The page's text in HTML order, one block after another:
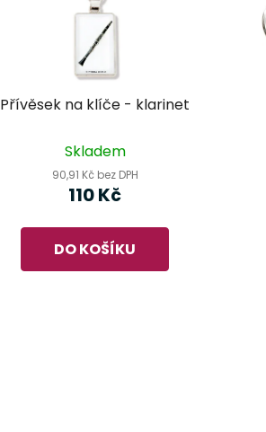
Přívěsek na klíče - klarinet
Skladem
90,91 Kč bez DPH
110 Kč
DO KOŠÍKU